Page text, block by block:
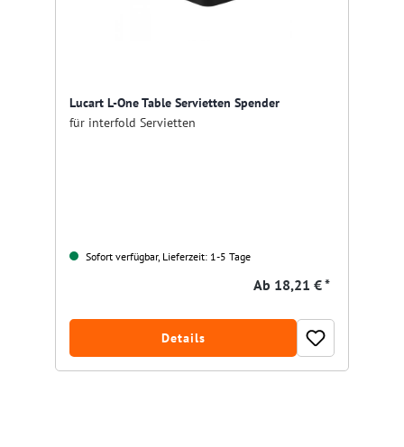
Lucart L-One Table Servietten Spender
für interfold Servietten
Sofort verfügbar, Lieferzeit: 1-5 Tage
Ab 18,21 € *
Details